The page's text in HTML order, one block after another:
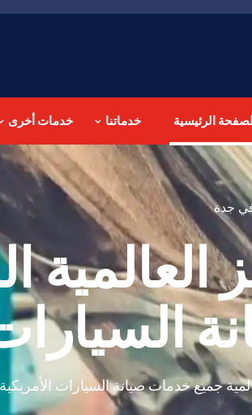
الصفحة الرئيسية خدماتنا خدمات أخرى
جدة
العالمية
جميع خدمات صيانة السيارات